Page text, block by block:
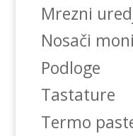
Mrezni
Nosači
Podloge
Tastature
Termo